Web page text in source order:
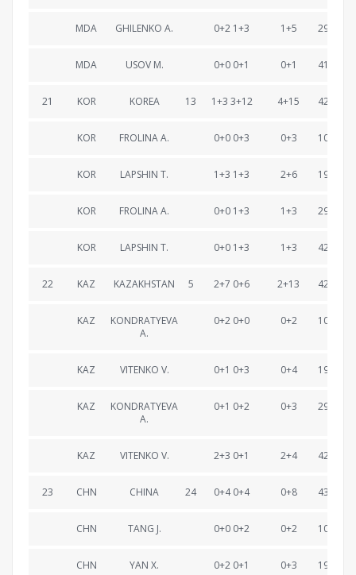
MDA GHILENKO A. 0+2 1+3 1+5 29:15.5
MDA USOV M. 0+0 0+1 0+1 41:57.5
21 KOR KOREA 13 1+3 3+12 4+15 42:32.6
KOR FROLINA A. 0+0 0+3 0+3 10:04.1
KOR LAPSHIN T. 1+3 1+3 2+6 19:22.2
KOR FROLINA A. 0+0 1+3 1+3 29:48.1
KOR LAPSHIN T. 0+0 1+3 1+3 42:32.6
22 KAZ KAZAKHSTAN 5 2+7 0+6 2+13 42:57.1
KAZ
KONDRATYEVA
A.
0+2 0+0 0+2 10:17.2
KAZ VITENKO V. 0+1 0+3 0+4 19:08.0
KAZ
KONDRATYEVA
A.
0+1 0+2 0+3 29:35.7
KAZ VITENKO V. 2+3 0+1 2+4 42:57.1
23 CHN CHINA 24 0+4 0+4 0+8 43:14.8
CHN TANG J. 0+0 0+2 0+2 10:13.7
CHN YAN X. 0+2 0+1 0+3 19:52.3